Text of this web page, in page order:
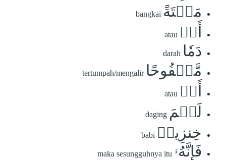
مَيۡتَةً bangkai
أَوۡ atau
دَمٗا darah
مَّسۡفُوحًا tertumpah/mengalir
أَوۡ atau
لَحۡمَ daging
خِنزِيرٖ babi
فَإِنَّهُۥ maka sesungguhnya itu